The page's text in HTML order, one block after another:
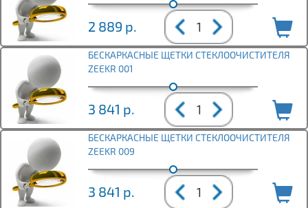
2 889 р.
БЕСКАРКАСНЫЕ ЩЕТКИ СТЕКЛООЧИСТИТЕЛЯ
ZEEKR 001
3 841 р.
БЕСКАРКАСНЫЕ ЩЕТКИ СТЕКЛООЧИСТИТЕЛЯ
ZEEKR 009
3 841 р.